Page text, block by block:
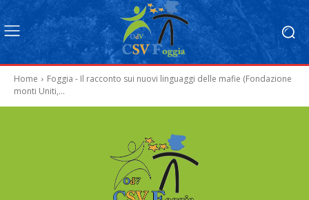
Home
Foggia - Il racconto sui nuovi linguaggi delle mafie (Fondazione
monti Uniti,...